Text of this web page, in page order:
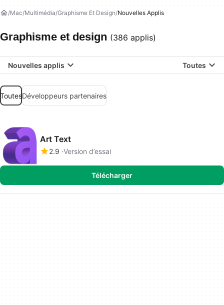
Mac Multimédia Graphisme Et Design Nouvelles Applis
Graphisme et design (386 applis)
Nouvelles applis Toutes
ToutesDéveloppeurs partenaires
Art Text
2.9 Version d’essai
Télécharger